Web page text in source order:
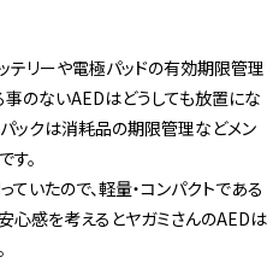
テリーや電極パッドの有効期限管理
のないAEDはどうしても放置にな
ックは消耗品の期限管理などメン
。
いたので、軽量・コンパクトである
心感を考えるとヤガミさんのAEDは